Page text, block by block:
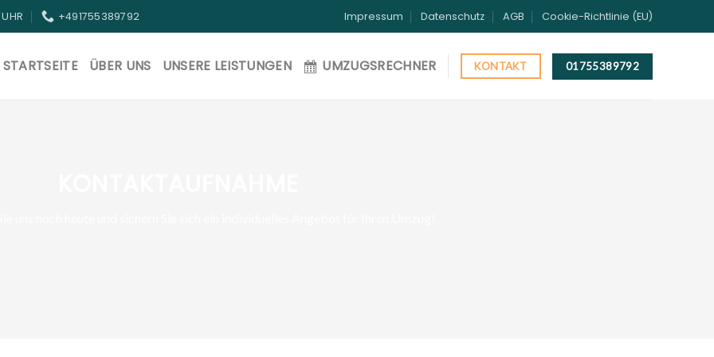
+491755389792 Impressum Datenschutz AGB Cookie-Richtlinie (EU)
STARTSEITE ÜBER UNS UNSERE LEISTUNGEN UMZUGSRECHNER KONTAKT 01755389792